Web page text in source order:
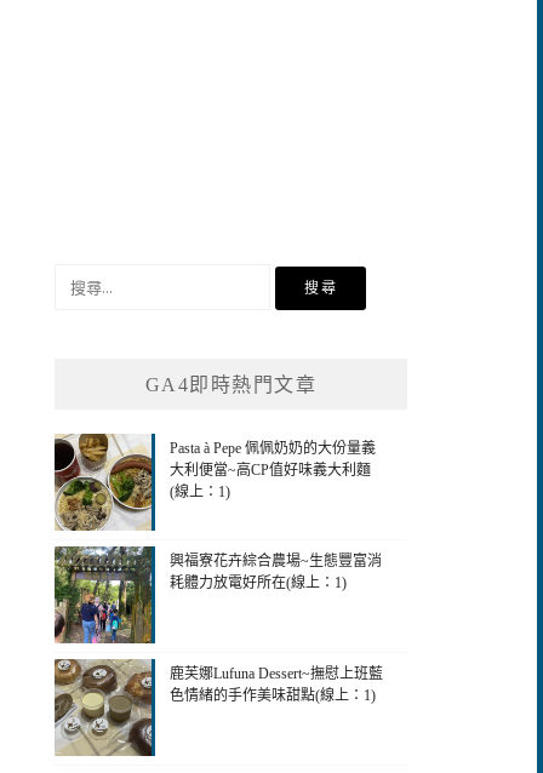
GA4即時熱門文章
Pasta à Pepe 佩佩奶奶的大份量義
大利便當~高CP值好味義大利麵
(線上：1)
興福寮花卉綜合農場~生態豐富消
耗體力放電好所在(線上：1)
鹿芙娜Lufuna Dessert~撫慰上班藍
色情緒的手作美味甜點(線上：1)